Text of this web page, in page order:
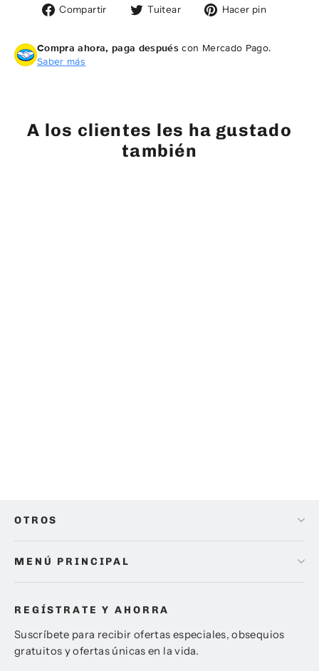
Compartir
Compartir
Facebook
Tuitear
Tuitear
Twitter
Hacer pin
Compra ahora, paga después con Mercado Pago.
Saber más
A los clientes les ha gustado
también
OTROS
MENÚ PRINCIPAL
REGÍSTRATE Y AHORRA
Suscríbete para recibir ofertas especiales, obsequios
gratuitos y ofertas únicas en la vida.